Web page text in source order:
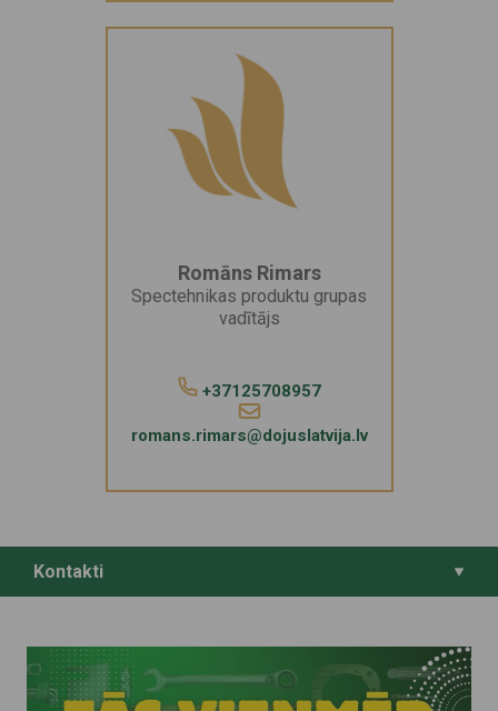
Kontakti
Romāns Rimars
Spectehnikas produktu grupas
vadītājs
+37125708957
romans.rimars@dojuslatvija.lv